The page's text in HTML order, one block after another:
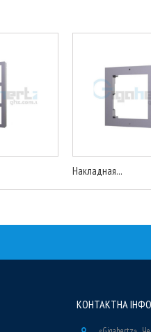
Накладная...
КОНТАКТНА